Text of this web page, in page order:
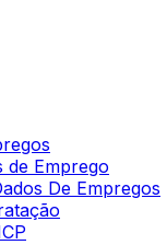
de Emprego
De Empregos